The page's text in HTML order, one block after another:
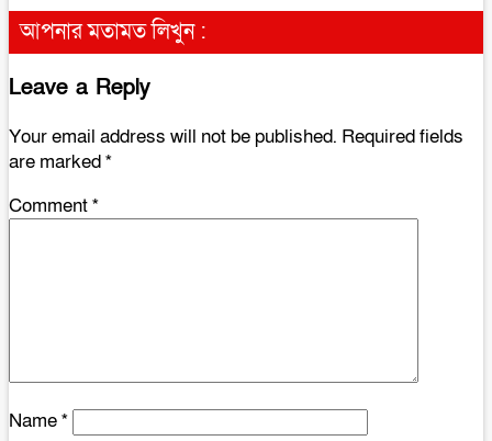
আপনার মতামত লিখুন :
Leave a Reply
Your email address will not be published. Required fields
are marked*
Comment*
Name*